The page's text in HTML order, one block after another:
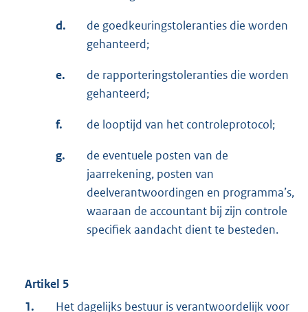
d.
de goedkeuringstoleranties die worden
gehanteerd;
e.
de rapporteringstoleranties die worden
gehanteerd;
f. de looptijd van het controleprotocol;
g.
de eventuele posten van de
jaarrekening, posten van
deelverantwoordingen en programma’s,
waaraan de accountant bij zijn controle
specifiek aandacht dient te besteden.
Artikel 5
1.
Het dagelijks bestuur is verantwoordelijk voor